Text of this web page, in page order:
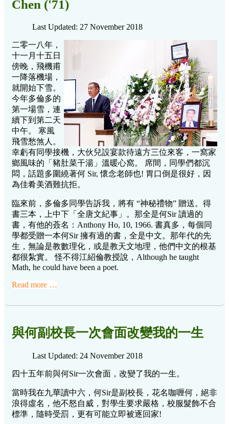
Chen ('71)
Last Updated: 27 November 2018
二零一八年，
十一月十五日
傍晚，飛機甫
一降落機場，
就開始下雪。
今年多倫多的
第一場雪，連
續下到第二天
中午。 寒風
飛雪愁煞人。
幸虧有同學接機，大伙兒設宴款待遠方三位來客，一窩家
鄉風味的「豬肚菜干湯」溫暖心窩。 席間，同學們都沉
悶，話題多圍繞著何 Sir, 懷念老師也! 胃口倒是很好，因
為佳肴美酒難抗拒。
臨來前，多倫多同學告訴我，將有 “神秘禮物” 贈送。得
書三本，上中下「全唐文紀事」。那全是何Sir 讀過的
書，有他的薟名：Anthony Ho, 10, 1966. 書真多，每個同
學都受贈一本何Sir 擁有過的書，全是中文。那年代的先
生，無論是教數理化，或是教天文地理，他們中文的根基
都很紮實。 怪不得江紹倫教授說，Although he taught
Math, he could have been a poet.
Read more …
與何副校長一次會面改變我的一生
Last Updated: 24 November 2018
四十五年前與何Sir一次會面，改變了我的一生。
當時我在九華讀中六，何Sir是副校長，花名咖喱何，絕非
浪得虛名，他不怒自威，對學生要求嚴格，校服髮飾不合
標準，隨時受罰，更有可能立即被逐回家!